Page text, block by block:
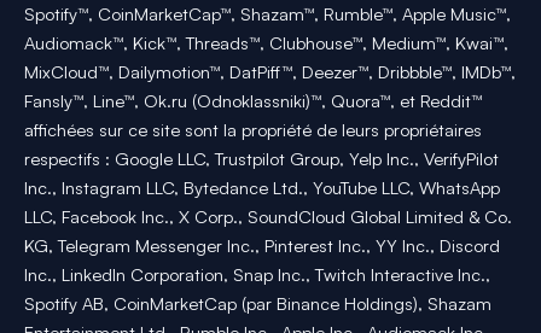
Spotify™, CoinMarketCap™, Shazam™, Rumble™, Apple Music™,
Audiomack™, Kick™, Threads™, Clubhouse™, Medium™, Kwai™,
MixCloud™, Dailymotion™, DatPiff™, Deezer™, Dribbble™, IMDb™,
Fansly™, Line™, Ok.ru (Odnoklassniki)™, Quora™, et Reddit™
affichées sur ce site sont la propriété de leurs propriétaires
respectifs : Google LLC, Trustpilot Group, Yelp Inc., VerifyPilot
Inc., Instagram LLC, Bytedance Ltd., YouTube LLC, WhatsApp
LLC, Facebook Inc., X Corp., SoundCloud Global Limited & Co.
KG, Telegram Messenger Inc., Pinterest Inc., YY Inc., Discord
Inc., LinkedIn Corporation, Snap Inc., Twitch Interactive Inc.,
Spotify AB, CoinMarketCap (par Binance Holdings), Shazam